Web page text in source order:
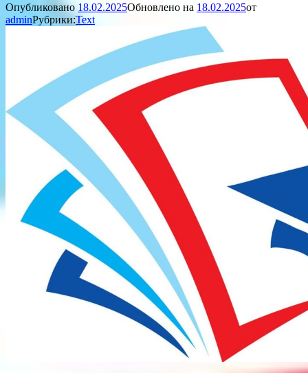
Опубликовано 18.02.2025Обновлено на 18.02.2025от
adminРубрики:Text